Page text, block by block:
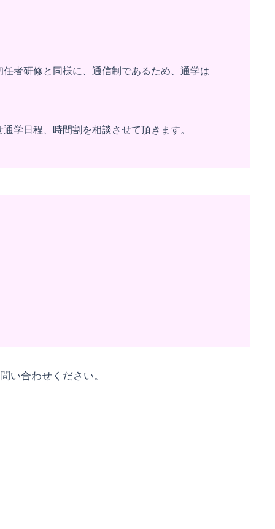
者研修と同様に、通信制であるため、通学は
学日程、時間割を相談させて頂きます。
い合わせください。